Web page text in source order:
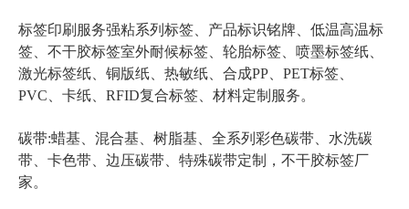
标签印刷服务强粘系列标签、产品标识铭牌、低温高温标
签、不干胶标签室外耐候标签、轮胎标签、喷墨标签纸、
激光标签纸、铜版纸、热敏纸、合成PP、PET标签、
PVC、卡纸、RFID复合标签、材料定制服务。
碳带:蜡基、混合基、树脂基、全系列彩色碳带、水洗碳
带、卡色带、边压碳带、特殊碳带定制，不干胶标签厂
家。